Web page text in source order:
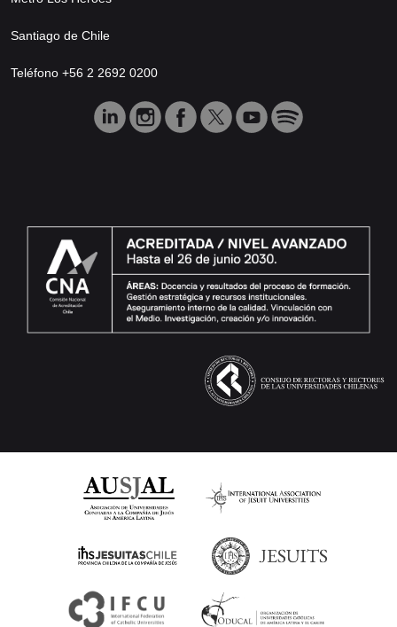
Santiago de Chile
Teléfono +56 2 2692 0200